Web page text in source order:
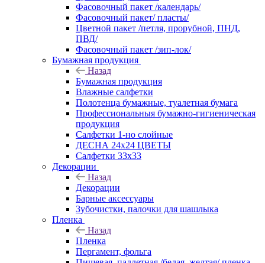
Фасовочный пакет /календарь/
Фасовочный пакет/ пласты/
Цветной пакет /петля, прорубной, ПНД,
ПВД/
Фасовочный пакет /зип-лок/
Бумажная продукция
Назад
Бумажная продукция
Влажные салфетки
Полотенца бумажные, туалетная бумага
Профессиональныя бумажно-гигиеническая
продукция
Салфетки 1-но слойные
ДЕСНА 24х24 ЦВЕТЫ
Салфетки 33х33
Декорации
Назад
Декорации
Барные аксессуары
Зубочистки, палочки для шашлыка
Пленка
Назад
Пленка
Пергамент, фольга